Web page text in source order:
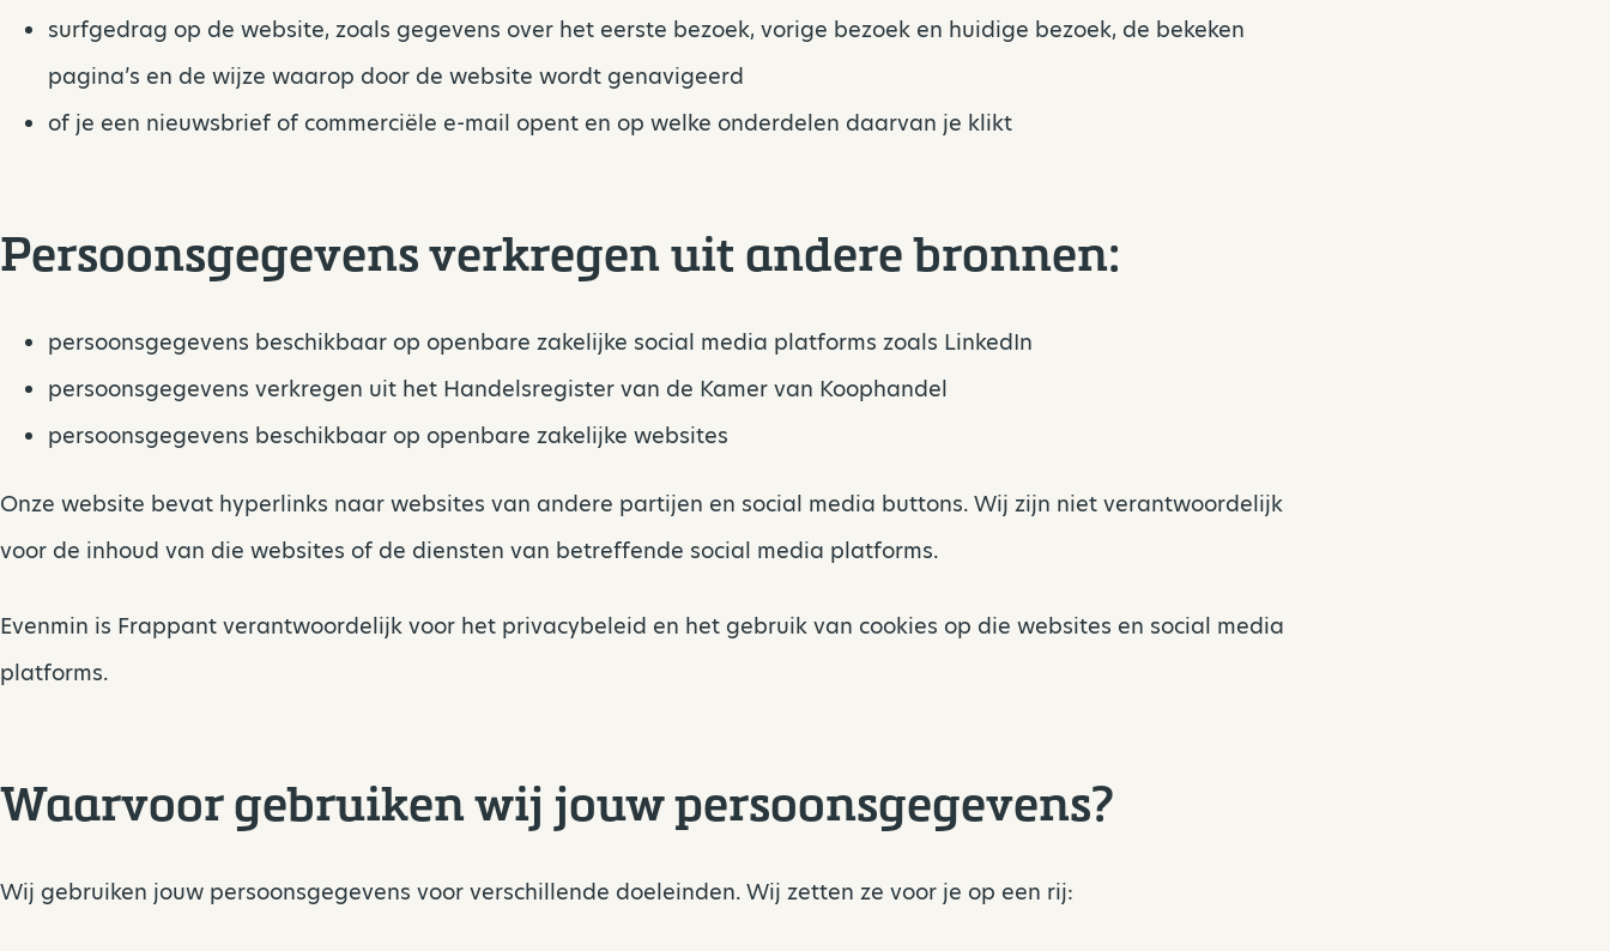
surfgedrag op de website, zoals gegevens over het eerste bezoek, vorige bezoek en huidige bezoek, de bekeken
pagina’s en de wijze waarop door de website wordt genavigeerd
of je een nieuwsbrief of commerciële e-mail opent en op welke onderdelen daarvan je klikt
Persoonsgegevens verkregen uit andere bronnen:
persoonsgegevens beschikbaar op openbare zakelijke social media platforms zoals LinkedIn
persoonsgegevens verkregen uit het Handelsregister van de Kamer van Koophandel
persoonsgegevens beschikbaar op openbare zakelijke websites
Onze website bevat hyperlinks naar websites van andere partijen en social media buttons. Wij zijn niet verantwoordelijk
voor de inhoud van die websites of de diensten van betreffende social media platforms.
Evenmin is Frappant verantwoordelijk voor het privacybeleid en het gebruik van cookies op die websites en social media
platforms.
Waarvoor gebruiken wij jouw persoonsgegevens?
Wij gebruiken jouw persoonsgegevens voor verschillende doeleinden. Wij zetten ze voor je op een rij: